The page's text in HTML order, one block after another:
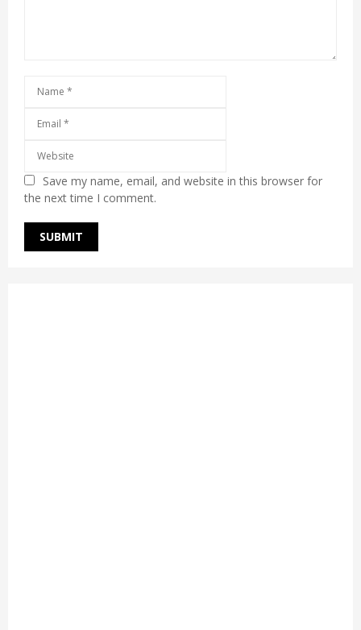
Save my name, email, and website in this browser for
the next time I comment.